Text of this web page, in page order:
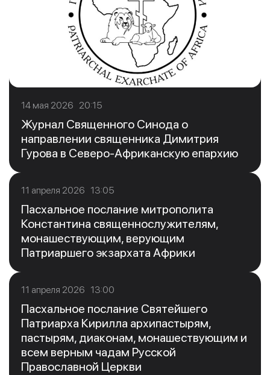
14 мая 2026 20:15
Журнал Священного Синода о
направлении священника Димитрия
Гурова в Северо-Африканскую епархию
11 апреля 2026 13:05
Пасхальное послание митрополита
Константина священнослужителям,
монашествующим, верующим
Патриаршего экзархата Африки
11 апреля 2026 13:00
Пасхальное послание Святейшего
Патриарха Кирилла архипастырям,
пастырям, диаконам, монашествующим и
всем верным чадам Русской
Православной Церкви